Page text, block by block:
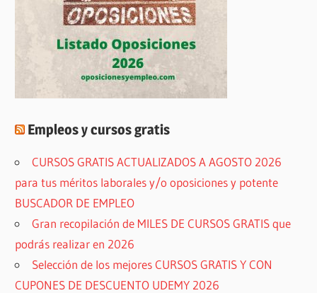
Empleos y cursos gratis
CURSOS GRATIS ACTUALIZADOS A AGOSTO 2026
para tus méritos laborales y/o oposiciones y potente
BUSCADOR DE EMPLEO
Gran recopilación de MILES DE CURSOS GRATIS que
podrás realizar en 2026
Selección de los mejores CURSOS GRATIS Y CON
CUPONES DE DESCUENTO UDEMY 2026